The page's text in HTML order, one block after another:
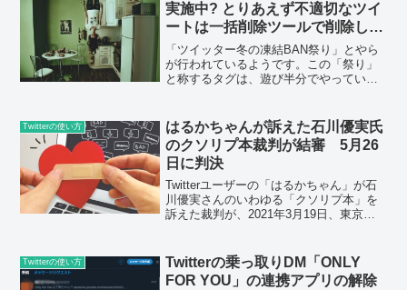
実施中? とりあえず不適切なツイ
ートは一括削除ツールで削除しと
きましょう
「ツイッター冬の凍結BAN祭り」とやら
が行われているようです。この「祭り」
と称するタグは、遊び半分でやっている
などという不適切な言葉も好ましくあり
ません。以下略ちゃん...
Twitterの使い方
はるかちゃんが訴えた石川優実氏
のクソリプ本裁判が結審 5月26
日に判決
Twitterユーザーの「はるかちゃん」が石
川優実さんのいわゆる「クソリプ本」を
訴えた裁判が、2021年3月19日、東京地
いツイートをクソリプに見せかけたデザ
イン...
Twitterの使い方
Twitterの乗っ取りDM「ONLY
FOR YOU」の連携アプリの解除